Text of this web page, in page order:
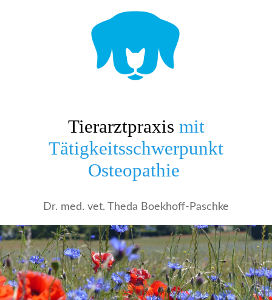
Tierarztpraxis mit
Tätigkeitsschwerpunkt
Osteopathie
Dr. med. vet. Theda Boekhoff- Pasch ke